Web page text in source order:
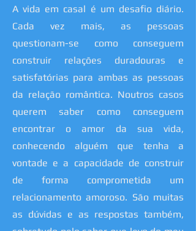
A vida em casal é um desafio diário.
Cada vez mais, as pessoas
questionam-se como conseguem
construir relações duradouras e
satisfatórias para ambas as pessoas
da relação romântica. Noutros casos
querem saber como conseguem
encontrar o amor da sua vida,
conhecendo alguém que tenha a
vontade e a capacidade de construir
de forma comprometida um
relacionamento amoroso. São muitas
as dúvidas e as respostas também,